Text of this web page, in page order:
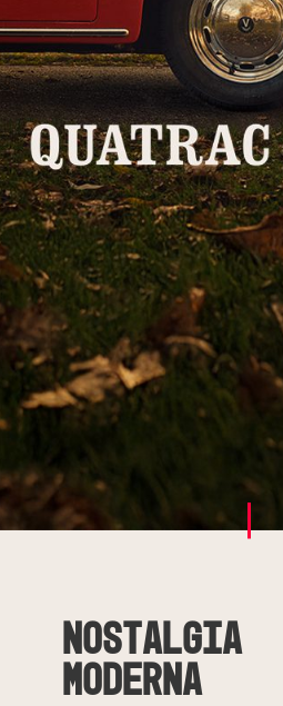
Nostalgia
Moderna